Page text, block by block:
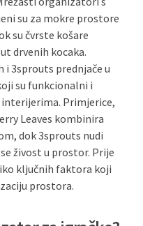
su za mokre prostore
su čvrste košare
drvenih kocaka.
i 3sprouts prednjače u
su funkcionalni i
Primjerice,
Leaves kombinira
dok 3sprouts nudi
živost u prostor. Prije
ključnih faktora koji
prostora.